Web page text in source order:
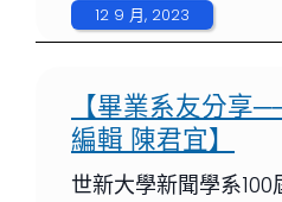
12 9 月, 2023
【畢業系友分享
編輯 陳君宜】
世新大學新聞學系